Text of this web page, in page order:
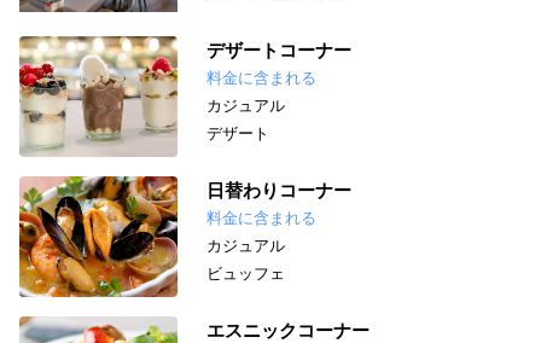
デザートコーナー
料金に含まれる
カジュアル
デザート
日替わりコーナー
料金に含まれる
カジュアル
ビュッフェ
エスニックコーナー